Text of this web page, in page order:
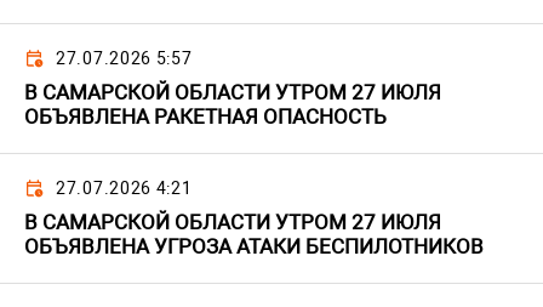
27.07.2026 5:57
В САМАРСКОЙ ОБЛАСТИ УТРОМ 27 ИЮЛЯ
ОБЪЯВЛЕНА РАКЕТНАЯ ОПАСНОСТЬ
27.07.2026 4:21
В САМАРСКОЙ ОБЛАСТИ УТРОМ 27 ИЮЛЯ
ОБЪЯВЛЕНА УГРОЗА АТАКИ БЕСПИЛОТНИКОВ